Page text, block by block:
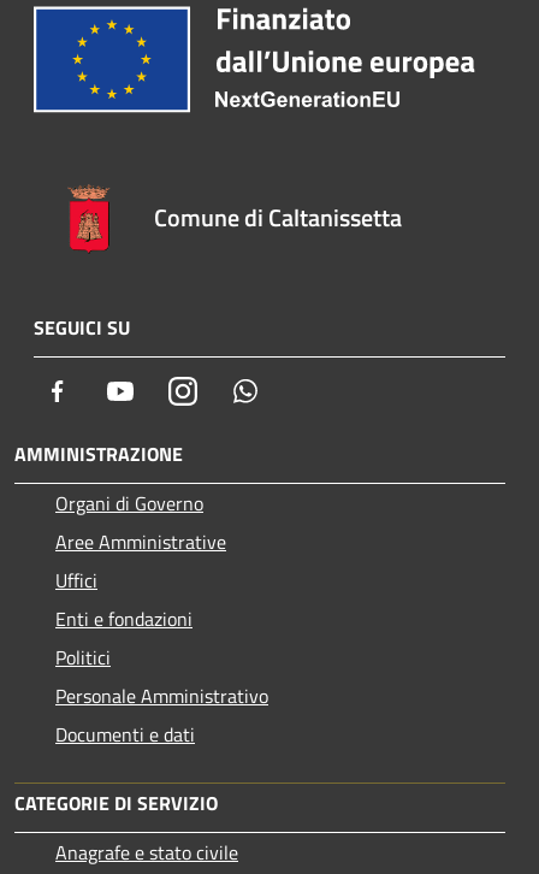
Comune di Caltanissetta
SEGUICI SU
Facebook YoutubeInstagram
AMMINISTRAZIONE
Organi di Governo
Aree Amministrative
Uffici
Enti e fondazioni
Politici
Personale Amministrativo
Documenti e dati
CATEGORIE DI SERVIZIO
Anagrafe e stato civile